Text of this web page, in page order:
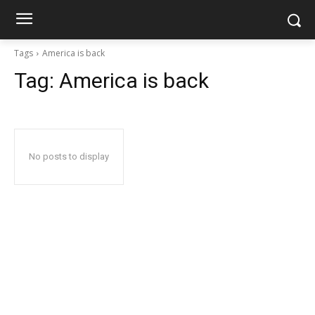
Tags America is back
Tag: America is back
No posts to display